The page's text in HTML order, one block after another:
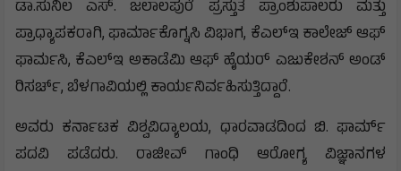
ಡಾ.ಸುನಿಲ ಎಸ್. ಜಲಾಲಪುರೆ ಪ್ರಸ್ತುತ ಪ್ರಾಂಶುಪಾಲರು ಮತ್ತು
ಪ್ರಾಧ್ಯಾಪಕರಾಗಿ, ಫಾರ್ಮಾಕೊಗ್ನಸಿ ವಿಭಾಗ, ಕೆಎಲ್‌ಇ ಕಾಲೇಜ್ ಆಫ್
ಫಾರ್ಮಸಿ, ಕೆಎಲ್‌ಇ ಅಕಾಡೆಮಿ ಆಫ್ ಹೈಯರ್ ಎಜುಕೇಶನ್ ಅಂಡ್
ರಿಸರ್ಚ್, ಬೆಳಗಾವಿಯಲ್ಲಿ ಕಾರ್ಯನಿರ್ವಹಿಸುತ್ತಿದ್ದಾರೆ.
ಅವರು ಕರ್ನಾಟಕ ವಿಶ್ವವಿದ್ಯಾಲಯ, ಧಾರವಾಡದಿಂದ ಬಿ. ಫಾರ್ಮ್
ಪದವಿ ಪಡೆದರು. ರಾಜೀವ್ ಗಾಂಧಿ ಆರೋಗ್ಯ ವಿಜ್ಞಾನಗಳ